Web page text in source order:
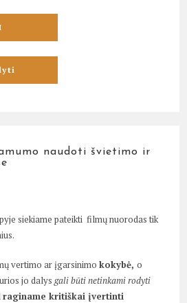
naudoti švietimo ir
siekiame pateikti filmų nuorodas tik
vertimo ar įgarsinimokokybė,o
jo dalysgali būti netinkami rodyti
raginame kritiškai įvertinti